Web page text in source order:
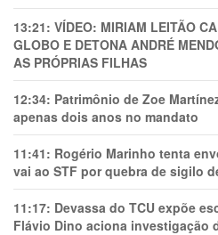
13:21: VÍDEO: MIRIAM LEITÃO
GLOBO E DETONA ANDRÉ
AS PRÓPRIAS FILHAS
12:34: Patrimônio de Zoe
apenas dois anos no mandato
11:41: Rogério Marinho tenta
vai ao STF por quebra de sigilo
11:17: Devassa do TCU expõe
Flávio Dino aciona investigação